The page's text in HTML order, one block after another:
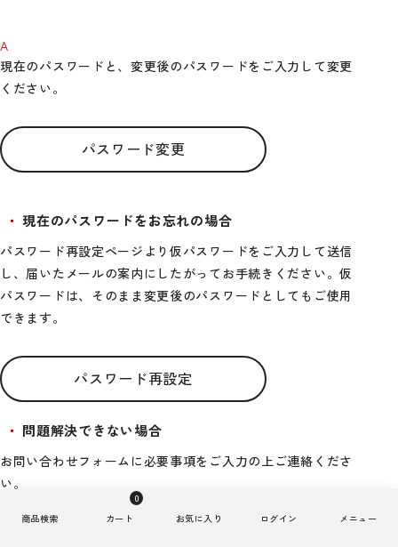
現在のパスワードと、変更後のパスワードをご入力して変更
ください。
パスワード変更
現在のパスワードをお忘れの場合
パスワード再設定ページより仮パスワードをご入力して送信
し、届いたメールの案内にしたがってお手続きください。仮
パスワードは、そのまま変更後のパスワードとしてもご使用
できます。
パスワード再設定
問題解決できない場合
お問い合わせフォームに必要事項をご入力の上ご連絡くださ
い。
0